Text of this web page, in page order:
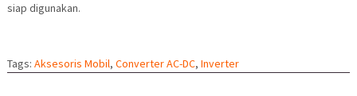
siap digunakan.
Tags: Aksesoris Mobil, Converter AC-DC, Inverter